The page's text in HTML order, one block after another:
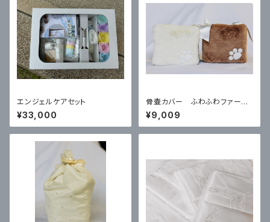
エンジェルケアセット
¥33,000
骨壷カバー ふわふわファー
４寸
¥9,009